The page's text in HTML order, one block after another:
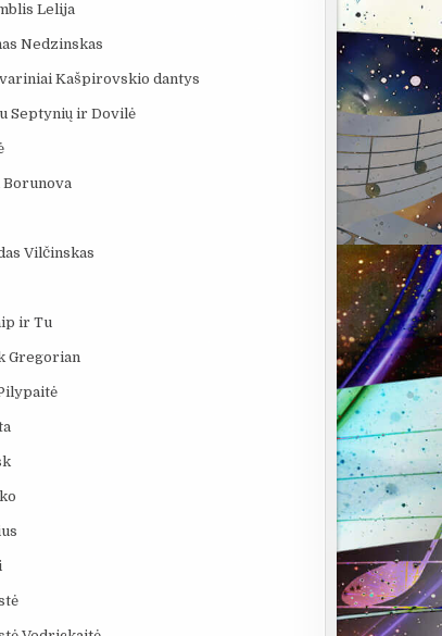
Lelija
Nedzinskas
Kašpirovskio dantys
Septynių ir Dovilė
Borunova
Vilčinskas
ir Tu
Gregorian